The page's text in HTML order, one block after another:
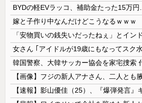
嫁と子作り中なんだけどこうなるｗｗｗ
韓国警察、大韓サッカー協会を家宅捜索
【画像】フジの新人アナさん、二人とも